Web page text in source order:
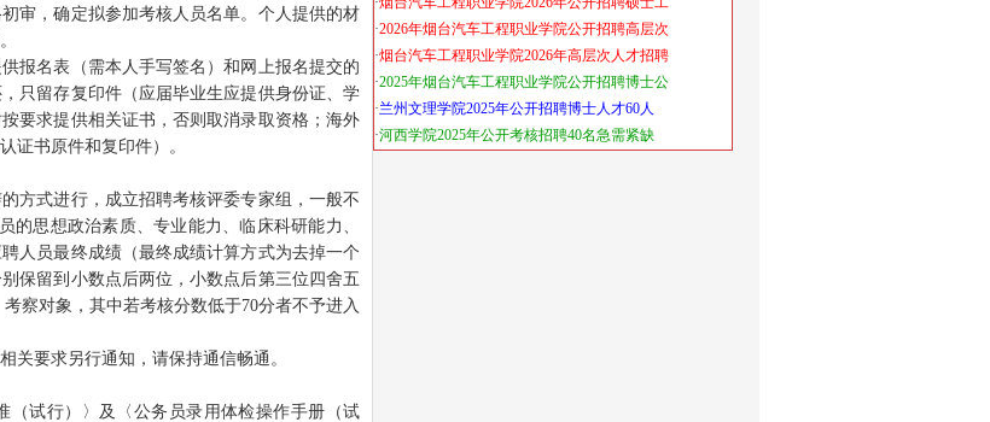
审，确定拟参加考核人员名单。个人提供的材
报名表（需本人手写签名）和网上报名提交的
只留存复印件（应届毕业生应提供身份证、学
要求提供相关证书，否则取消录取资格；海外
证书原件和复印件）。
方式进行，成立招聘考核评委专家组，一般不
的思想政治素质、专业能力、临床科研能力、
人员最终成绩（最终成绩计算方式为去掉一个
保留到小数点后两位，小数点后第三位四舍五
察对象，其中若考核分数低于70分者不予进入
关要求另行通知，请保持通信畅通。
（试行）〉及〈公务员录用体检操作手册（试